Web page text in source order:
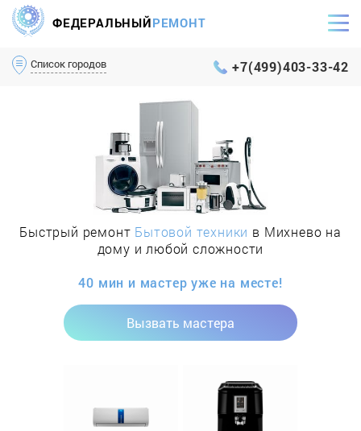
ФЕДЕРАЛЬНЫЙРЕМОНТ
Список городов +7(499)403-33-42
Быстрый ремонт Бытовой техники в Михнево на
дому и любой сложности
40 мин и мастер уже на месте!
Вызвать мастера